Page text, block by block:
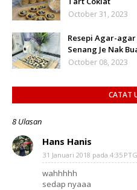
October 31, 2023
Resepi Agar-
Senang Je Nak
October 08, 2023
CATAT
8 Ulasan
Hans Hanis
31 Januari 2018 pada 4:35 PTG
wahhhhh
sedap nyaaa